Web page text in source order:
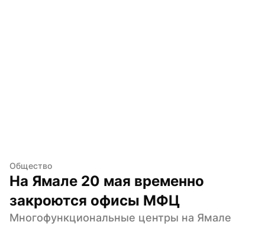
Общество
На Ямале 20 мая временно
закроются офисы МФЦ
Многофункциональные центры на Ямале